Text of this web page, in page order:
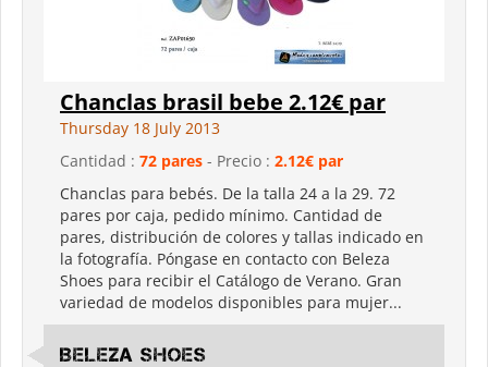
Chanclas brasil bebe 2.12€ par
Thursday 18 July 2013
Cantidad : 72 pares - Precio : 2.12€ par
Chanclas para bebés. De la talla 24 a la 29. 72
pares por caja, pedido mínimo. Cantidad de
pares, distribución de colores y tallas indicado en
la fotografía. Póngase en contacto con Beleza
Shoes para recibir el Catálogo de Verano. Gran
variedad de modelos disponibles para mujer...
Beleza shoes